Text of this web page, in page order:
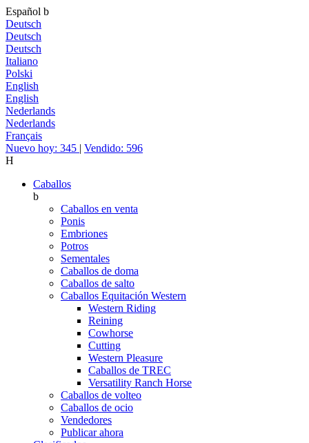
Español b
Deutsch
Deutsch
Deutsch
Italiano
Polski
English
English
Nederlands
Nederlands
Français
Nuevo hoy: 345 | Vendido: 596
H
Caballos
b
Caballos en venta
Ponis
Embriones
Potros
Sementales
Caballos de doma
Caballos de salto
Caballos Equitación Western
Western Riding
Reining
Cowhorse
Cutting
Western Pleasure
Caballos de TREC
Versatility Ranch Horse
Caballos de volteo
Caballos de ocio
Vendedores
Publicar ahora